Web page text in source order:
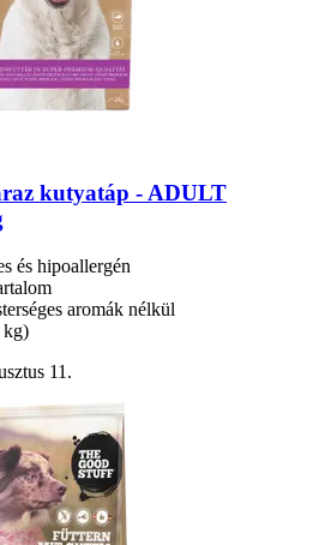
kutyatáp -​ ADULT
és hipoallergén
aromák nélkül
kg)
11.